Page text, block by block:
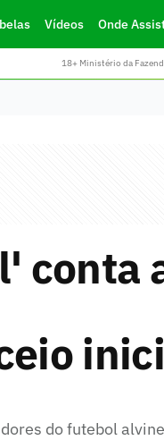
Vídeos Onde
18+ Ministério da
conta
do futebol